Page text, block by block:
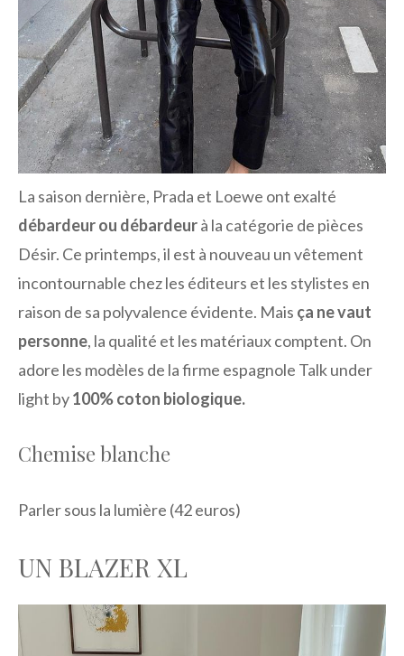
La saison dernière, Prada et Loewe ont exalté
débardeur ou débardeurà la catégorie de pièces
Désir. Ce printemps, il est à nouveau un vêtement
incontournable chez les éditeurs et les stylistes en
raison de sa polyvalence évidente. Mais ça ne vaut
personne, la qualité et les matériaux comptent. On
adore les modèles de la firme espagnole Talk under
light by100% coton biologique.
Chemise blanche
Parler sous la lumière (42 euros)
UN BLAZER XL